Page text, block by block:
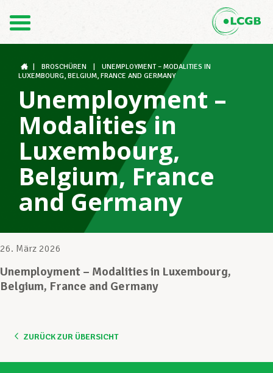
FR
Der LCGB
Gewerkschaftsstrukturen
Unterstützung im Arbeitsalltag
Ihre Rechte
BROSCHÜREN
UNEMPLOYMENT – MODALITIES IN
LUXEMBOURG, BELGIUM, FRANCE AND GERMANY
Unemployment –
Modalities in
Luxembourg,
Belgium, France
and Germany
26. März 2026
Unemployment – Modalities in Luxembourg,
Belgium, France and Germany
ZURÜCK ZUR ÜBERSICHT